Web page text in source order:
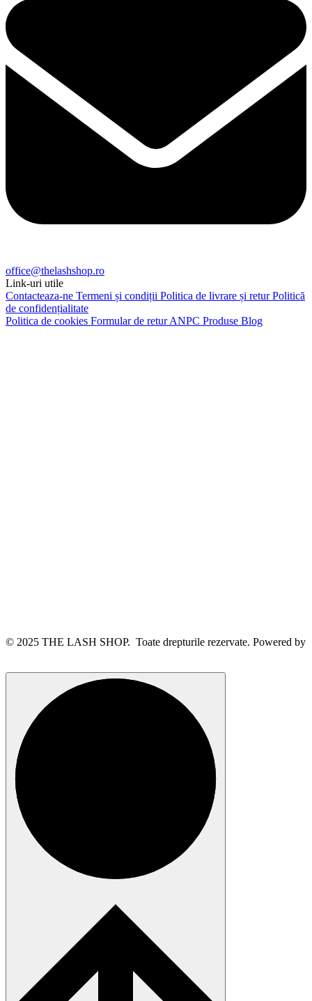
office@thelashshop.ro
Link-uri utile
Contacteaza-ne Termeni și condiții Politica de livrare și returPolitică
de confidențialitate
Politica de cookies Formular de returANPC Produse Blog
© 2025 THE LASH SHOP. Toate drepturile rezervate. Powered by